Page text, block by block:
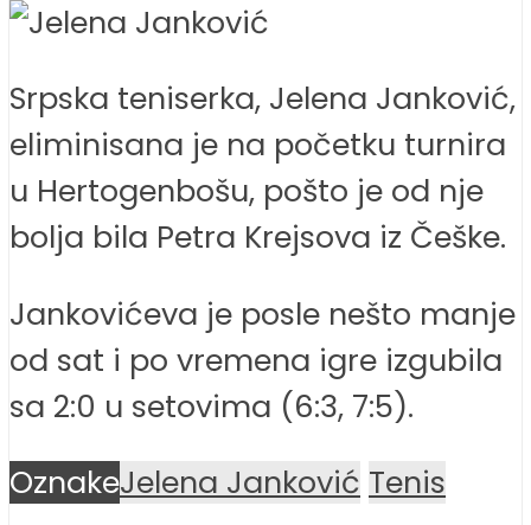
Srpska teniserka, Jelena Janković,
eliminisana je na početku turnira
u Hertogenbošu, pošto je od nje
bolja bila Petra Krejsova iz Češke.
Jankovićeva je posle nešto manje
od sat i po vremena igre izgubila
sa 2:0 u setovima (6:3, 7:5).
OznakeJelena Janković Tenis